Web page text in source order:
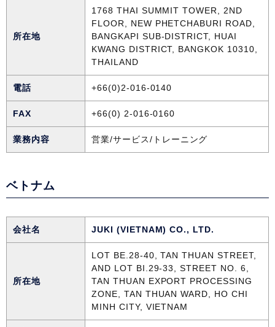
所在地
1768 THAI SUMMIT TOWER, 2ND
FLOOR, NEW PHETCHABURI ROAD,
BANGKAPI SUB-DISTRICT, HUAI
KWANG DISTRICT, BANGKOK 10310,
THAILAND
電話 +66(0)2-016-0140
FAX +66(0) 2-016-0160
業務内容 営業/サービス/トレーニング
ベトナム
会社名 JUKI (VIETNAM) CO., LTD.
所在地
LOT BE.28-40, TAN THUAN STREET,
AND LOT BI.29-33, STREET NO. 6,
TAN THUAN EXPORT PROCESSING
ZONE, TAN THUAN WARD, HO CHI
MINH CITY, VIETNAM